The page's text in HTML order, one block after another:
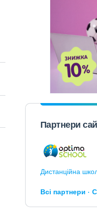
Партнери
Дистанційна
Всі партнери